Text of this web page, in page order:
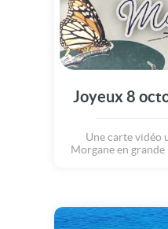
Joyeux 8
Une carte vidéo
Morgane en grande